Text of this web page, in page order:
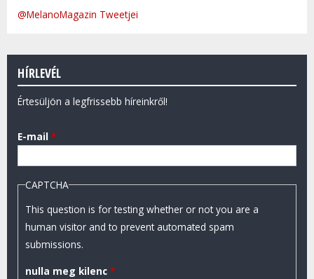
@MelanoMagazin Tweetjei
HÍRLEVÉL
Értesüljön a legfrissebb híreinkről!
E-mail *
CAPTCHA
This question is for testing whether or not you are a
human visitor and to prevent automated spam
submissions.
nulla meg kilenc *